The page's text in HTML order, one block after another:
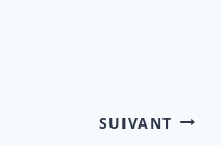
SUIVANT